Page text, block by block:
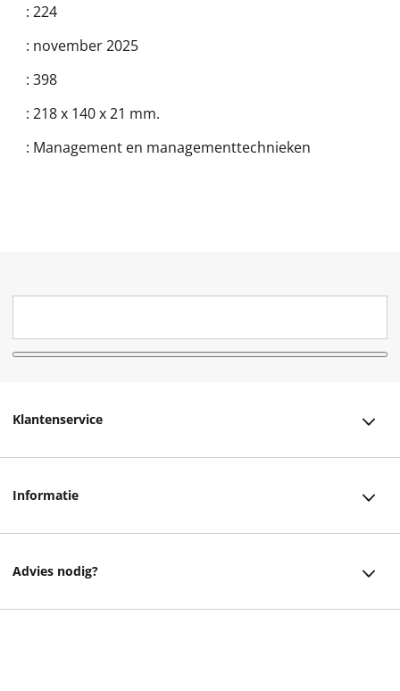
: 224
: november 2025
: 398
: 218 x 140 x 21 mm.
: Management en managementtechnieken
Klantenservice
Informatie
Advies nodig?